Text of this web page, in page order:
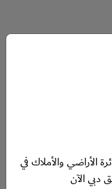
الأراضي والأملاك في
دبي الآن